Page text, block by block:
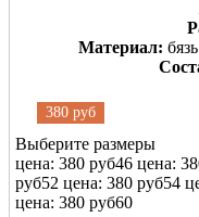
Материал:
380 руб
Выберите размеры
цена: 380 руб46 цена:
руб52 цена: 380 руб54
цена: 380 руб60